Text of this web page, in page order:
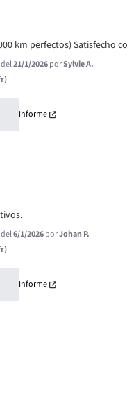
km perfectos) Satisfecho
21/1/2026porSylvie A.
Informe
6/1/2026porJohan P.
Informe